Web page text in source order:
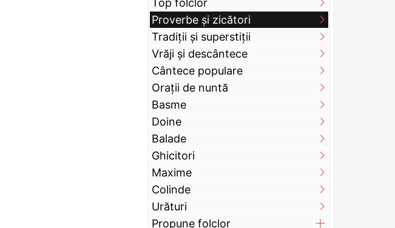
Top folclor
Proverbe și zicători
Tradiții și superstiții
Vrăji și descântece
Cântece populare
Orații de nuntă
Basme
Doine
Balade
Ghicitori
Maxime
Colinde
Urături
Propune folclor